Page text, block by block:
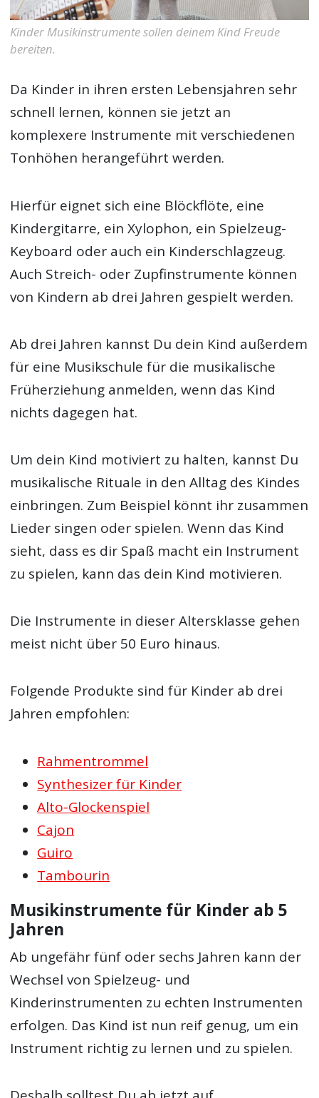
Kinder Musikinstrumente sollen deinem Kind Freude
bereiten.
Da Kinder in ihren ersten Lebensjahren sehr
schnell lernen, können sie jetzt an
komplexere Instrumente mit verschiedenen
Tonhöhen herangeführt werden.
Hierfür eignet sich eine Blöckflöte, eine
Kindergitarre, ein Xylophon, ein Spielzeug-
Keyboard oder auch ein Kinderschlagzeug.
Auch Streich- oder Zupfinstrumente können
von Kindern ab drei Jahren gespielt werden.
Ab drei Jahren kannst Du dein Kind außerdem
für eine Musikschule für die musikalische
Früherziehung anmelden, wenn das Kind
nichts dagegen hat.
Um dein Kind motiviert zu halten, kannst Du
musikalische Rituale in den Alltag des Kindes
einbringen. Zum Beispiel könnt ihr zusammen
Lieder singen oder spielen. Wenn das Kind
sieht, dass es dir Spaß macht ein Instrument
zu spielen, kann das dein Kind motivieren.
Die Instrumente in dieser Altersklasse gehen
meist nicht über 50 Euro hinaus.
Folgende Produkte sind für Kinder ab drei
Jahren empfohlen:
Rahmentrommel
Synthesizer für Kinder
Alto-Glockenspiel
Cajon
Guiro
Tambourin
Musikinstrumente für Kinder ab 5
Jahren
Ab ungefähr fünf oder sechs Jahren kann der
Wechsel von Spielzeug- und
Kinderinstrumenten zu echten Instrumenten
erfolgen. Das Kind ist nun reif genug, um ein
Instrument richtig zu lernen und zu spielen.